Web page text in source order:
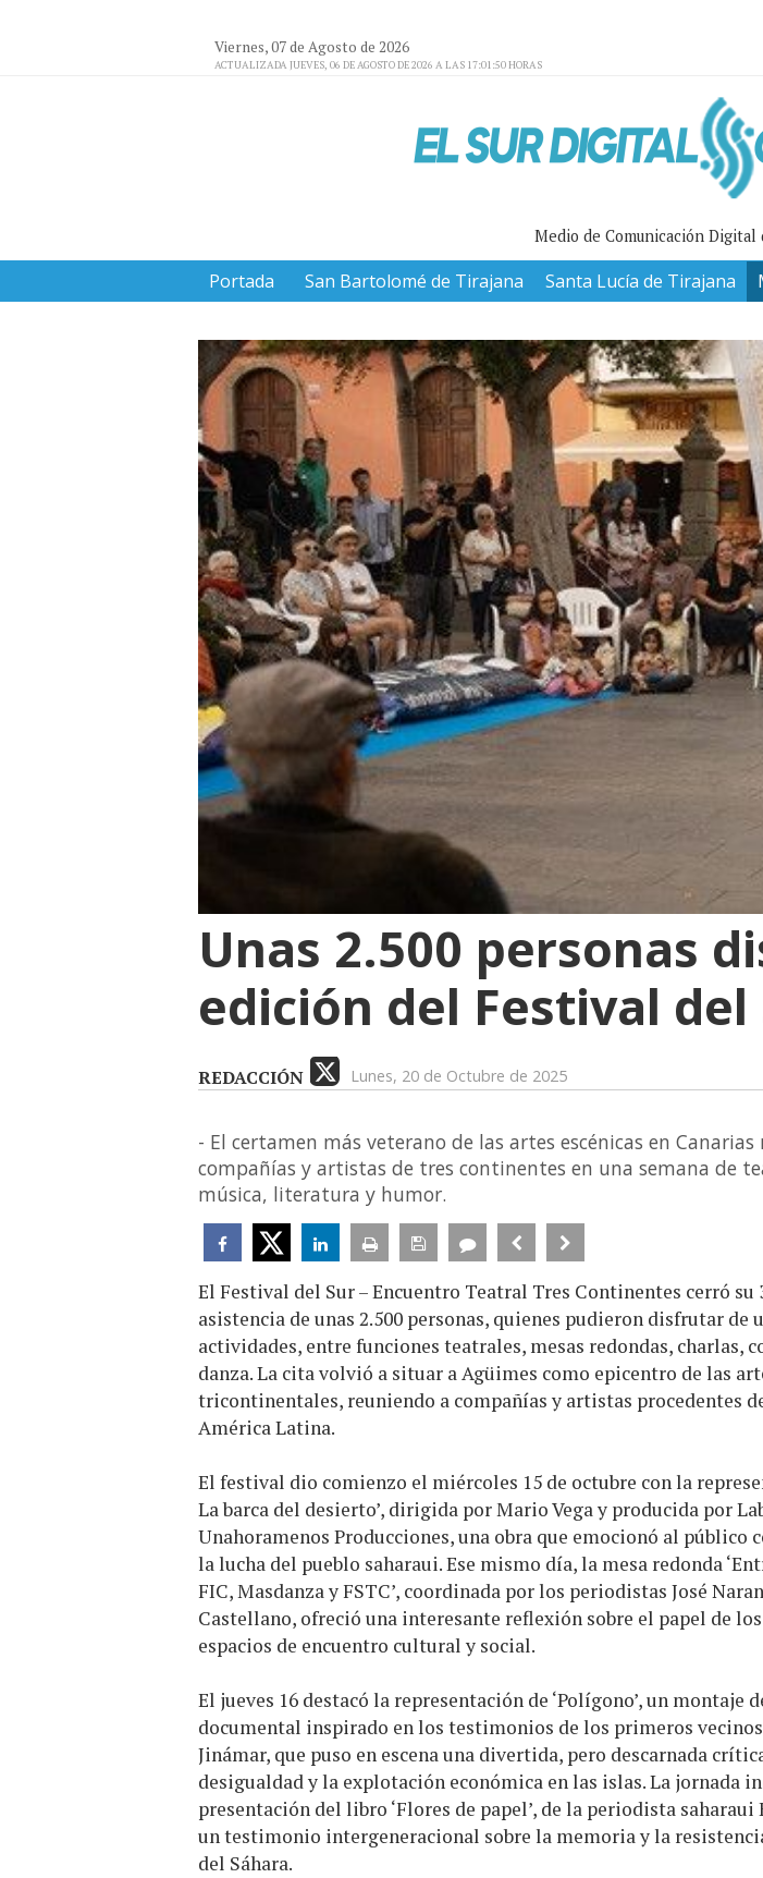
Viernes, 07 de Agosto de 2026
ACTUALIZADA JUEVES, 06 DE AGOSTO DE 2026 A LAS 17:01:50 HORAS
Medio de Comunicación Digital
Portada San Bartolomé de Tirajana Santa Lucía de Tirajana
Unas 2.500 personas
edición del Festival del
REDACCIÓN Lunes, 20 de Octubre de 2025
- El certamen más veterano de las artes escénicas en Canarias
compañías y artistas de tres continentes en una semana de
música, literatura y humor.
El Festival del Sur – Encuentro Teatral Tres Continentes cerró su
asistencia de unas 2.500 personas, quienes pudieron disfrutar de
actividades, entre funciones teatrales, mesas redondas, charlas,
danza. La cita volvió a situar a Agüimes como epicentro de las
tricontinentales, reuniendo a compañías y artistas procedentes
América Latina.
El festival dio comienzo el miércoles 15 de octubre con la
La barca del desierto’, dirigida por Mario Vega y producida por
Unahoramenos Producciones, una obra que emocionó al público
la lucha del pueblo saharaui. Ese mismo día, la mesa redonda
FIC, Masdanza y FSTC’, coordinada por los periodistas José
Castellano, ofreció una interesante reflexión sobre el papel de
espacios de encuentro cultural y social.
El jueves 16 destacó la representación de ‘Polígono’, un montaje
documental inspirado en los testimonios de los primeros
Jinámar, que puso en escena una divertida, pero descarnada
desigualdad y la explotación económica en las islas. La jornada
presentación del libro ‘Flores de papel’, de la periodista saharaui
un testimonio intergeneracional sobre la memoria y la
del Sáhara.